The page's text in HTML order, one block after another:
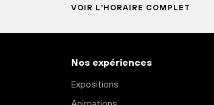
VOIR L'HORAIRE COMPLET
Nos expériences
Expositions